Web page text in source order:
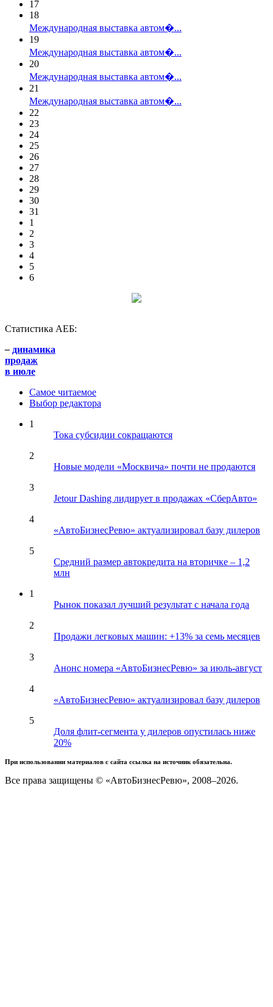
17
18
Международная выставка автом�...
19
Международная выставка автом�...
20
Международная выставка автом�...
21
Международная выставка автом�...
22
23
24
25
26
27
28
29
30
31
1
2
3
4
5
6
Статистика АЕБ:
– динамика
продаж
в июле
Самое читаемое
Выбор редактора
1
Тока субсидии сокращаются
2
Новые модели «Москвича» почти не продаются
3
Jetour Dashing лидирует в продажах «СберАвто»
4
«АвтоБизнесРевю» актуализировал базу дилеров
5
Средний размер автокредита на вторичке – 1,2
млн
1
Рынок показал лучший результат с начала года
2
Продажи легковых машин: +13% за семь месяцев
3
Анонс номера «АвтоБизнесРевю» за июль-август
4
«АвтоБизнесРевю» актуализировал базу дилеров
5
Доля флит-сегмента у дилеров опустилась ниже
20%
При использовании материалов с сайта ссылка на источник обязательна.
Все права защищены © «АвтоБизнесРевю», 2008–2026.